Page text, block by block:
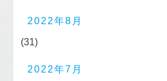
2022年8月
(31)
2022年7月